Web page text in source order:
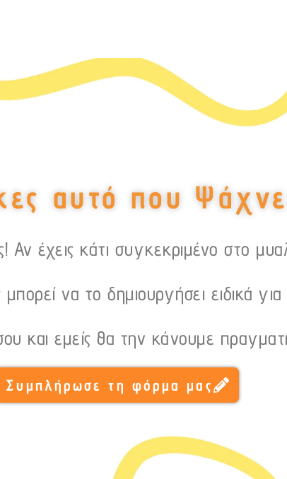
αυτό που
Αν έχεις κάτι συγκεκριμένο στο
να το δημιουργήσει ειδικά
και εμείς θα την κάνουμε
Συμπλήρωσε τη φόρμα μας